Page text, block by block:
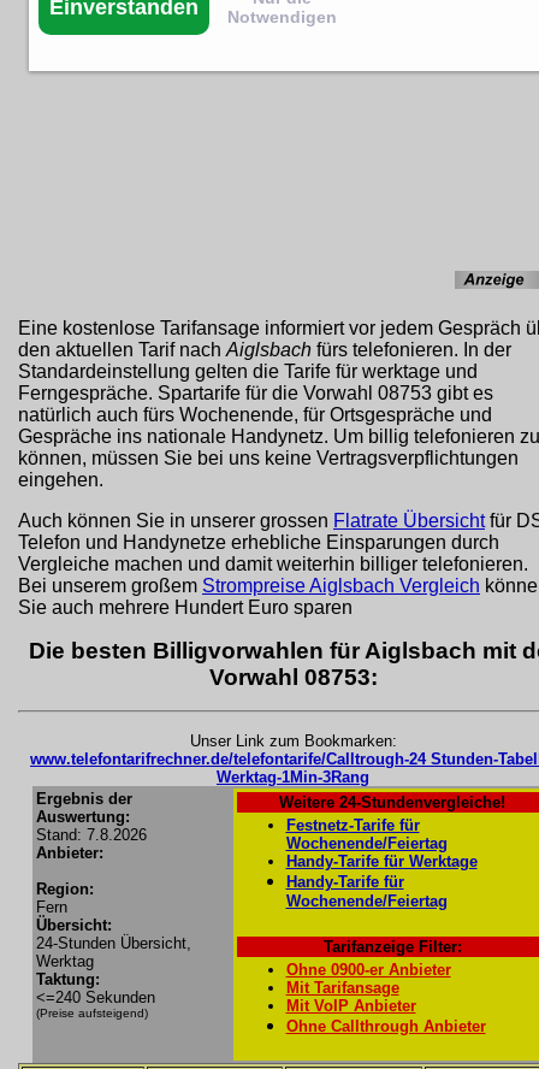
Eine kostenlose Tarifansage informiert vor jedem Gespräch
den aktuellen Tarif nach Aiglsbach fürs telefonieren. In der
Standardeinstellung gelten die Tarife für werktage und
Ferngespräche. Spartarife für die Vorwahl 08753 gibt es
natürlich auch fürs Wochenende, für Ortsgespräche und
Gespräche ins nationale Handynetz. Um billig telefonieren zu
können, müssen Sie bei uns keine Vertragsverpflichtungen
eingehen.
Auch können Sie in unserer grossen Flatrate Übersichtfür
Telefon und Handynetze erhebliche Einsparungen durch
Vergleiche machen und damit weiterhin billiger telefonieren.
Bei unserem großem Strompreise Aiglsbach Vergleich
Sie auch mehrere Hundert Euro sparen
Die besten Billigvorwahlen für Aiglsbach mit
Vorwahl 08753:
Unser Link zum Bookmarken:
www.telefontarifrechner.de/telefontarife/Calltrough-24 Stunden-
Werktag-1Min-3Rang
Ergebnis der
Auswertung:
Stand: 7.8.2026
Anbieter:
Region:
Fern
Übersicht:
24-Stunden Übersicht,
Werktag
Taktung:
<=240 Sekunden
(Preise aufsteigend)
Weitere 24-Stundenvergleiche!
Festnetz-Tarife für
Wochenende/Feiertag
Handy-Tarife für Werktage
Handy-Tarife für
Wochenende/Feiertag
Tarifanzeige Filter:
Ohne 0900-er Anbieter
Mit Tarifansage
Mit VoIP Anbieter
Ohne Callthrough Anbieter
Einverstanden
Notwendigen